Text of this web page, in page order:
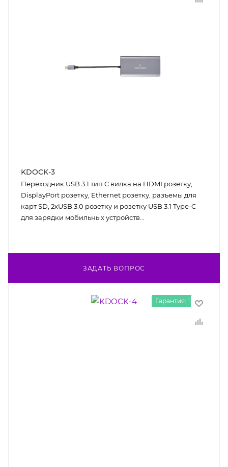
KDOCK-3
Переходник USB 3.1 тип C вилка на HDMI розетку,
DisplayPort розетку, Ethernet розетку, разъемы для
карт SD, 2хUSB 3.0 розетку и розетку USB 3.1 Type-C
для зарядки мобильных устройств...
ЗАДАТЬ ВОПРОС
Гарантия: 1 год